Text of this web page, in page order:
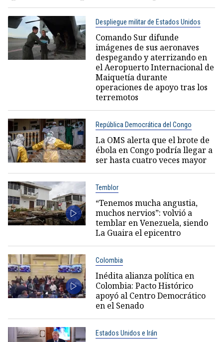
Despliegue militar de Estados Unidos
Comando Sur difunde
imágenes de sus aeronaves
despegando y aterrizando en
el Aeropuerto Internacional de
Maiquetía durante
operaciones de apoyo tras los
terremotos
República Democrática del Congo
La OMS alerta que el brote de
ébola en Congo podría llegar a
ser hasta cuatro veces mayor
Temblor
“Tenemos mucha angustia,
muchos nervios”: volvió a
temblar en Venezuela, siendo
La Guaira el epicentro
Colombia
Inédita alianza política en
Colombia: Pacto Histórico
apoyó al Centro Democrático
en el Senado
Estados Unidos e Irán